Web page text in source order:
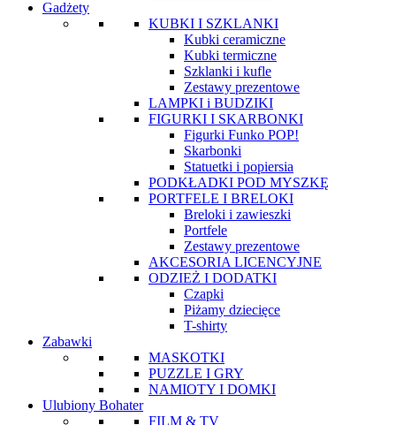
Gadżety
KUBKI I SZKLANKI
Kubki ceramiczne
Kubki termiczne
Szklanki i kufle
Zestawy prezentowe
LAMPKI i BUDZIKI
FIGURKI I SKARBONKI
Figurki Funko POP!
Skarbonki
Statuetki i popiersia
PODKŁADKI POD MYSZKĘ
PORTFELE I BRELOKI
Breloki i zawieszki
Portfele
Zestawy prezentowe
AKCESORIA LICENCYJNE
ODZIEŻ I DODATKI
Czapki
Piżamy dziecięce
T-shirty
Zabawki
MASKOTKI
PUZZLE I GRY
NAMIOTY I DOMKI
Ulubiony Bohater
FILM & TV